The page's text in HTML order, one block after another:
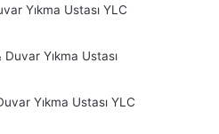
Yıkma Ustası YLC
Duvar Yıkma Ustası
Yıkma Ustası YLC